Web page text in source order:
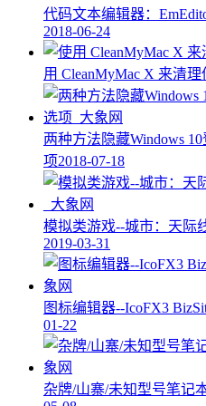
代码文本编辑器：
2018-06-24
用 CleanMyMac X 来清
两种方法隐藏Windows
项2018-07-18
模拟类游戏--城市：天际
2019-03-31
图标编辑器--IcoFX3
01-22
杂牌/山寨/未知型号笔记